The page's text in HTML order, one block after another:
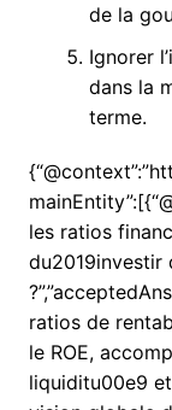
de la
Ignorer
dans la
terme.
les ratios
du2019investir
ratios de
le ROE,
liquiditu00e9